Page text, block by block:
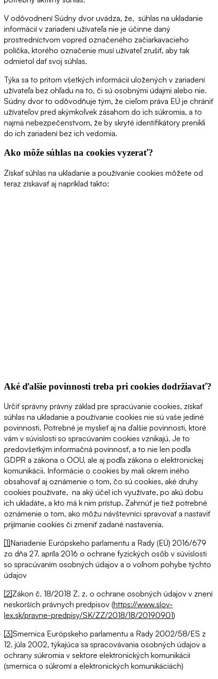
V odôvodnení Súdny dvor uvádza, že, súhlas na ukladanie
informácií v zariadení užívateľa nie je účinne daný
prostredníctvom vopred označeného začiarkavacieho
políčka, ktorého označenie musí užívateľ zrušiť, aby tak
odmietol dať svoj súhlas.
Týka sa to pritom všetkých informácií uložených v zariadení
užívateľa bez ohľadu na to, či sú osobnými údajmi alebo nie.
Súdny dvor to odôvodňuje tým, že cieľom práva EÚ je chrániť
užívateľov pred akýmkoľvek zásahom do ich súkromia, a to
najmä nebezpečenstvom, že by skryté identifikátory prenikli
do ich zariadení bez ich vedomia.
Ako môže súhlas na cookies vyzerať?
Získať súhlas na ukladanie a používanie cookies môžete od
teraz získavať aj napríklad takto:
Aké ďalšie povinnosti treba pri cookies dodržiavať?
Určiť správny právny základ pre spracúvanie cookies, získať
súhlas na ukladanie a používanie cookies nie sú vaše jediné
povinnosti. Potrebné je myslieť aj na ďalšie povinnosti, ktoré
vám v súvislosti so spracúvaním cookies vznikajú. Je to
predovšetkým informačná povinnosť, a to nie len podľa
GDPR a zákona o OOU, ale aj podľa zákona o elektronickej
komunikácii. Informácie o cookies by mali okrem iného
obsahovať aj oznámenie o tom, čo sú cookies, aké druhy
cookies používate, na aký účel ich využívate, po akú dobu
ich ukladáte, a kto má k nim prístup. Zahrnúť je tiež potrebné
oznámenie o tom, ako môžu návštevníci spravovať a nastaviť
prijímanie cookies či zmeniť zadané nastavenia.
[1]Nariadenie Európskeho parlamentu a Rady (EÚ) 2016/679
zo dňa 27. apríla 2016 o ochrane fyzických osôb v súvislosti
so spracúvaním osobných údajov a o voľnom pohybe týchto
údajov
[2]Zákon č. 18/2018 Z. z. o ochrane osobných údajov v znení
neskorších právnych predpisov (https://www.slov-
lex.sk/pravne-predpisy/SK/ZZ/2018/18/20190901)
[3]Smernica Európskeho parlamentu a Rady 2002/58/ES z
12. júla 2002, týkajúca sa spracovávania osobných údajov a
ochrany súkromia v sektore elektronických komunikácií
(smernica o súkromí a elektronických komunikáciách)